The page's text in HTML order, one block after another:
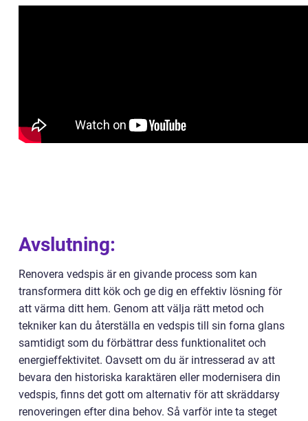
Avslutning:
Renovera vedspis är en givande process som kan
transformera ditt kök och ge dig en effektiv lösning för
att värma ditt hem. Genom att välja rätt metod och
tekniker kan du återställa en vedspis till sin forna glans
samtidigt som du förbättrar dess funktionalitet och
energieffektivitet. Oavsett om du är intresserad av att
bevara den historiska karaktären eller modernisera din
vedspis, finns det gott om alternativ för att skräddarsy
renoveringen efter dina behov. Så varför inte ta steget